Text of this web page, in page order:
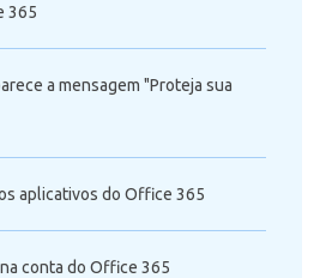
365
a mensagem "Proteja sua
aplicativos do Office 365
conta do Office 365